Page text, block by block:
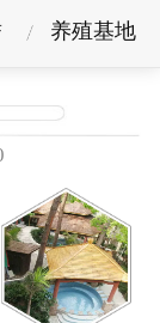
誉
我们
产品
养殖基地